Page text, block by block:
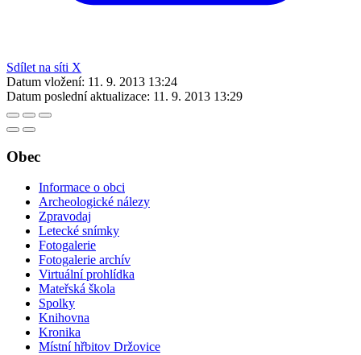
Sdílet na síti X
Datum vložení: 11. 9. 2013 13:24
Datum poslední aktualizace: 11. 9. 2013 13:29
Obec
Informace o obci
Archeologické nálezy
Zpravodaj
Letecké snímky
Fotogalerie
Fotogalerie archív
Virtuální prohlídka
Mateřská škola
Spolky
Knihovna
Kronika
Místní hřbitov Držovice